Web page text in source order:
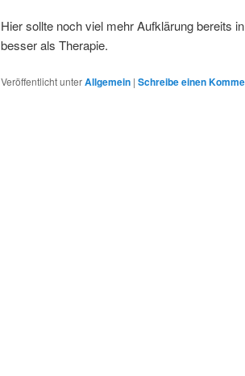
Hier sollte noch viel mehr Aufklärung bereits
besser als Therapie.
Veröffentlicht unterAllgemein | Schreibe einen